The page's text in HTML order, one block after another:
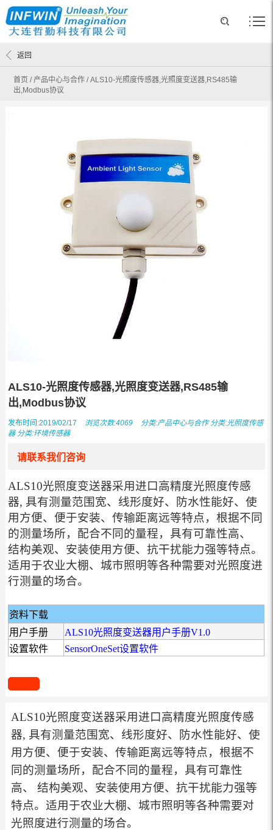
首页 / 产品中心与合作 /ALS10-光照度传感器,光照度变送器,RS485输
出,Modbus协议
返回
ALS10-光照度传感器,光照度变送器,RS485输
出,Modbus协议
发布时间:2019/02/17 浏览次数:4069 分类:产品中心与合作分类:光照度传感
器分类:环境传感器
请联系我们咨询
ALS10光照度变送器采用进口高精度光照度传感
器, 具有测量范围宽、线形度好、防水性能好、使
用方便、便于安装、传输距离远等特点，根据不同
的测量场所，配合不同的量程，具有可靠性高、
结构美观、安装使用方便、抗干扰能力强等特点。
适用于农业大棚、城市照明等各种需要对光照度进
行测量的场合。
资料下载
用户手册
ALS10光照度变送器用户手册V1.0
设置软件
SensorOneSet设置软件
ALS10光照度变送器采用进口高精度光照度传感
器, 具有测量范围宽、线形度好、防水性能好、使
用方便、便于安装、传输距离远等特点，根据不
同的测量场所，配合不同的量程，具有可靠性
高、 结构美观、安装使用方便、抗干扰能力强等
特点。适用于农业大棚、城市照明等各种需要对
光照度进行测量的场合。